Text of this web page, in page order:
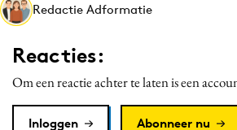
Martech
Media
Programmatic
Redactie Adformatie
Reacties:
Om een reactie achter te laten is een
Inloggen Abonneer nu